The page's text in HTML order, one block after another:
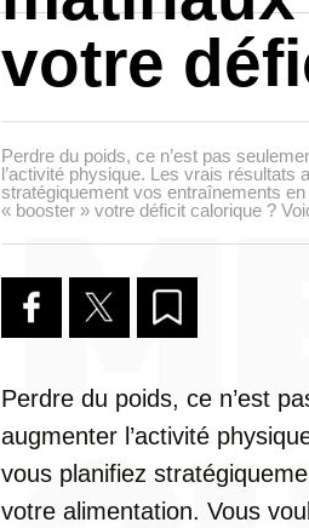
votre
Perdre du poids, ce n’est pas
l’activité physique. Les vrais résultats
stratégiquement vos entraînements
« booster » votre déficit calorique ?
Perdre du poids, ce n’est
augmenter l’activité
vous planifiez
votre alimentation. Vous